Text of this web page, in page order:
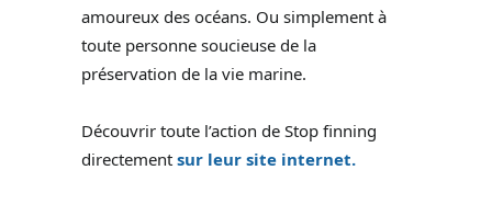
amoureux des océans. Ou simplement à
toute personne soucieuse de la
préservation de la vie marine.
Découvrir toute l’action de Stop finning
directement sur leur site internet.